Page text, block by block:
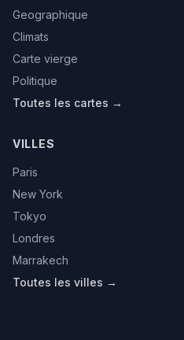
Geographique
Climats
Carte vierge
Politique
Toutes les cartes →
VILLES
Paris
New York
Tokyo
Londres
Marrakech
Toutes les villes →